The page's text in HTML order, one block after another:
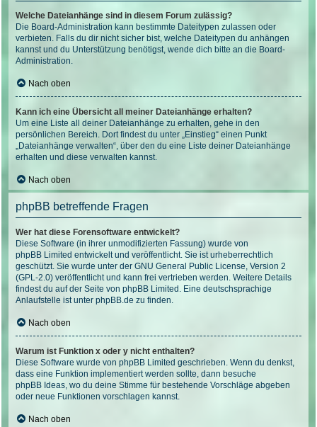
Welche Dateianhänge sind in diesem Forum zulässig?
Die Board-Administration kann bestimmte Dateitypen zulassen oder
verbieten. Falls du dir nicht sicher bist, welche Dateitypen du anhängen
kannst und du Unterstützung benötigst, wende dich bitte an die Board-
Administration.
Nach oben
Kann ich eine Übersicht all meiner Dateianhänge erhalten?
Um eine Liste all deiner Dateianhänge zu erhalten, gehe in den
persönlichen Bereich. Dort findest du unter „Einstieg“ einen Punkt
„Dateianhänge verwalten“, über den du eine Liste deiner Dateianhänge
erhalten und diese verwalten kannst.
Nach oben
phpBB betreffende Fragen
Wer hat diese Forensoftware entwickelt?
Diese Software (in ihrer unmodifizierten Fassung) wurde von
phpBB Limited entwickelt und veröffentlicht. Sie ist urheberrechtlich
geschützt. Sie wurde unter der GNU General Public License, Version 2
(GPL-2.0) veröffentlicht und kann frei vertrieben werden. Weitere Details
findest du auf der Seite von phpBB Limited . Eine deutschsprachige
Anlaufstelle ist unter phpBB.de zu finden.
Nach oben
Warum ist Funktion x oder y nicht enthalten?
Diese Software wurde von phpBB Limited geschrieben. Wenn du denkst,
dass eine Funktion implementiert werden sollte, dann besuche
phpBB Ideas, wo du deine Stimme für bestehende Vorschläge abgeben
oder neue Funktionen vorschlagen kannst.
Nach oben